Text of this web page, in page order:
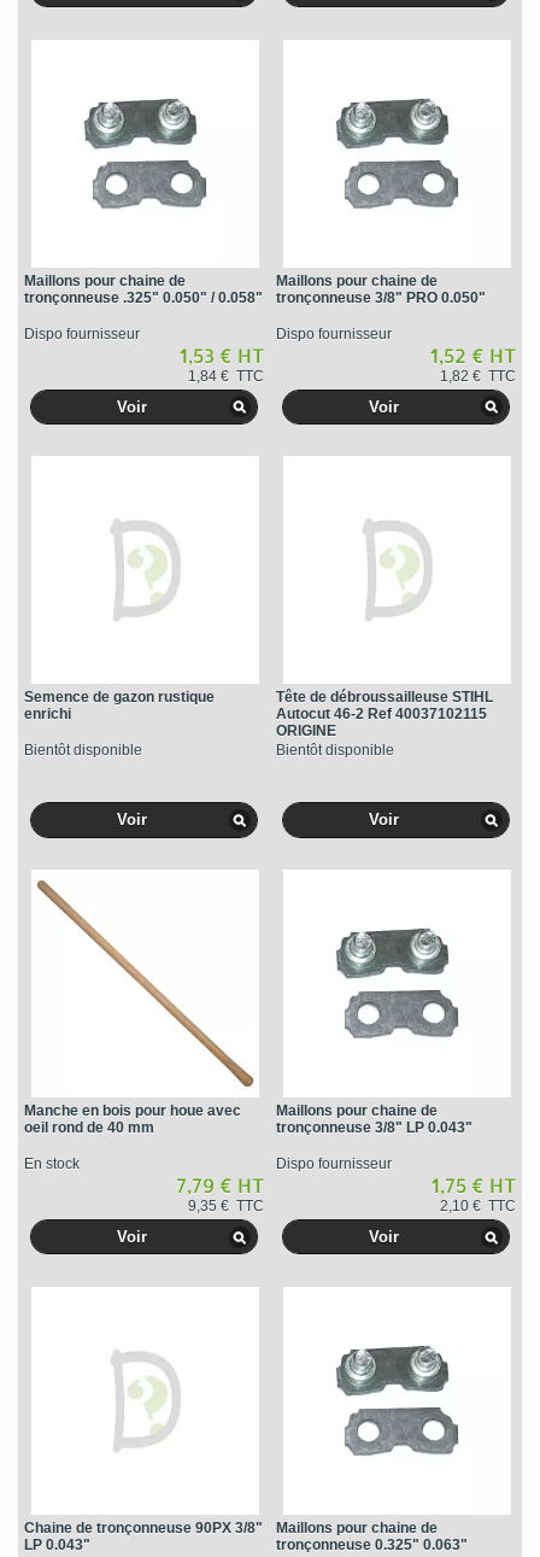
Maillons pour chaine de
tronçonneuse .325" 0.050" / 0.058"
Dispo fournisseur
1,53 € HT
1,84 € TTC
Voir
Maillons pour chaine de
tronçonneuse 3/8" PRO 0.050"
Dispo fournisseur
1,52 € HT
1,82 € TTC
Voir
Semence de gazon rustique
enrichi
Bientôt disponible
Voir
Tête de débroussailleuse STIHL
Autocut 46-2 Ref 40037102115
ORIGINE
Bientôt disponible
Voir
Manche en bois pour houe avec
oeil rond de 40 mm
En stock
7,79 € HT
9,35 € TTC
Voir
Maillons pour chaine de
tronçonneuse 3/8" LP 0.043"
Dispo fournisseur
1,75 € HT
2,10 € TTC
Voir
Chaine de tronçonneuse 90PX 3/8"
LP 0.043"
Maillons pour chaine de
tronçonneuse 0.325" 0.063"